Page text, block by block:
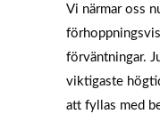
Vi närmar oss
förväntningar.
viktigaste
att fyllas med